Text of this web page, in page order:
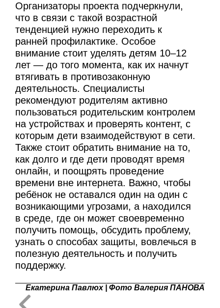
Организаторы проекта подчеркнули,
что в связи с такой возрастной
тенденцией нужно переходить к
ранней профилактике. Особое
внимание стоит уделять детям 10–12
лет — до того момента, как их начнут
втягивать в противозаконную
деятельность. Специалисты
рекомендуют родителям активно
пользоваться родительским контролем
на устройствах и проверять контент, с
которым дети взаимодействуют в сети.
Также стоит обратить внимание на то,
как долго и где дети проводят время
онлайн, и поощрять проведение
времени вне интернета. Важно, чтобы
ребёнок не оставался один на один с
возникающими угрозами, а находился
в среде, где он может своевременно
получить помощь, обсудить проблему,
узнать о способах защиты, вовлечься в
полезную деятельность и получить
поддержку.
Екатерина Павлюх | Фото Валерия ПАНОВА